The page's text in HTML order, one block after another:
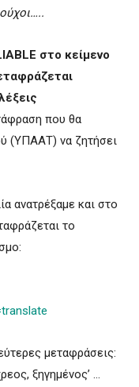
στο κείμενο
που θα
(ΥΠΑΑΤ) να ζητήσει
ανατρέξαμε και στο
το
μεταφράσεις:
ξηγημένος’ …